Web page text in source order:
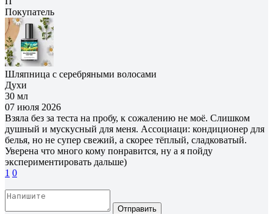
Покупатель
Шляпница с серебряными волосами
Духи
30 мл
07 июля 2026
Взяла без за теста на пробу, к сожалению не моё. Слишком
душный и мускусный для меня. Ассоциаци: кондиционер для
белья, но не супер свежий, а скорее тёплый, сладковатый.
Уверена что много кому понравится, ну а я пойду
экспериментировать дальше)
1 0
Отправить